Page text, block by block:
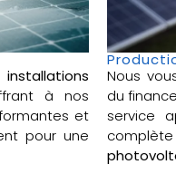
installations
à nos
et
pour une
Nous
du
service